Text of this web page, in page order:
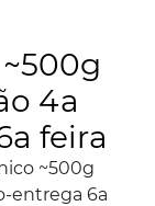
4a
feira
~500g
entrega 6a